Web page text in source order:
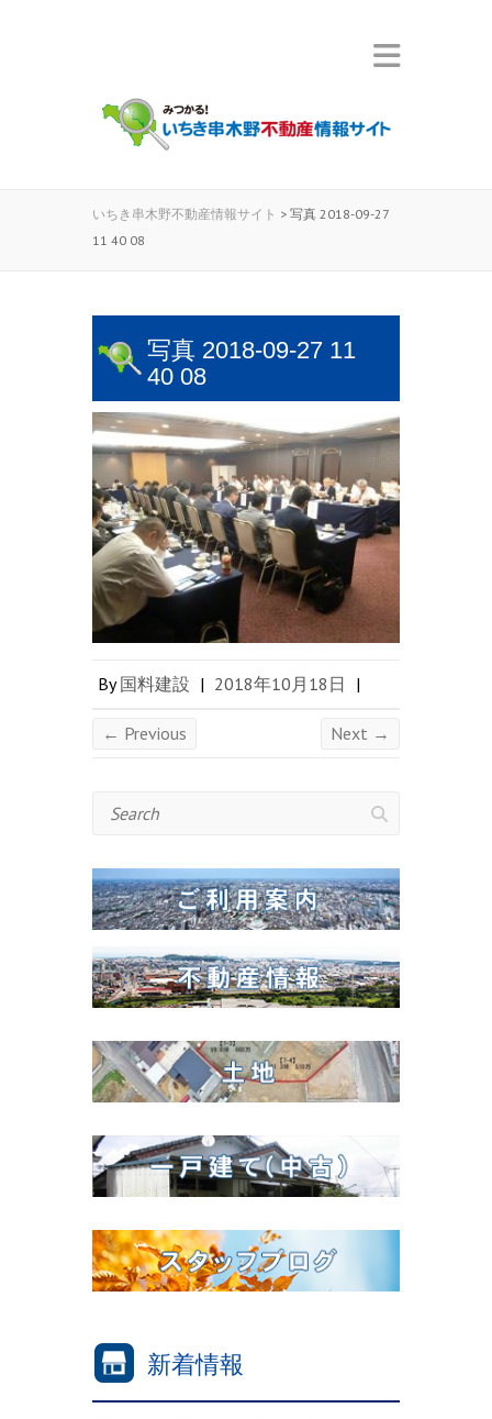
いちき串木野不動産情報サイト > 写真 2018-09-27
11 40 08
写真 2018-09-27 11
40 08
By国料建設 | 2018年10月18日 |
← Previous Next →
Search
新着情報